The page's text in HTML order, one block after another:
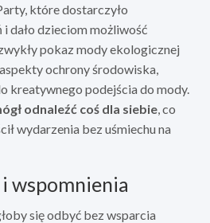
które dostarczyło
dało dzieciom możliwość
pokaz mody ekologicznej
ochrony środowiska,
kreatywnego podejścia do mody.
odnaleźć coś dla siebie, co
wydarzenia bez uśmiechu na
wspomnienia
się odbyć bez wsparcia